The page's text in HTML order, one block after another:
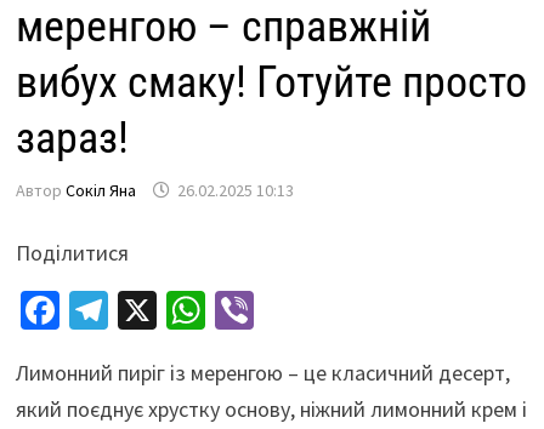
меренгою – справжній
вибух смаку! Готуйте просто
зараз!
Автор Сокіл Яна 26.02.2025 10:13
Поділитися
Fa
b
Te
gr
X W
at
Vi
er
Лимонний пиріг із меренгою – це класичний десерт,
який поєднує хрустку основу, ніжний лимонний крем і